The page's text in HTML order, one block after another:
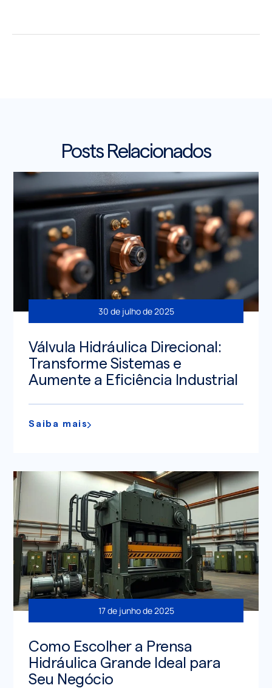
Posts Relacionados
30 de julho de 2025
Válvula Hidráulica Direcional:
Transforme Sistemas e
Aumente a Eficiência Industrial
Saiba mais
17 de junho de 2025
Como Escolher a Prensa
Hidráulica Grande Ideal para
Seu Negócio